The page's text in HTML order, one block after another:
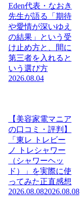
Eden代表・なおき
先生が語る「期待
や愛情が深いゆえ
の結果」という受
け止め方と、間に
第三者を入れると
いう選び方
2026.08.04
【美容家電マニア
の口コミ・評判】
「東レ トレビー
ノ トレシャワー
（シャワーヘッ
ド）」を実際に使
ってみた正直感想
2026.08.082026.08.08